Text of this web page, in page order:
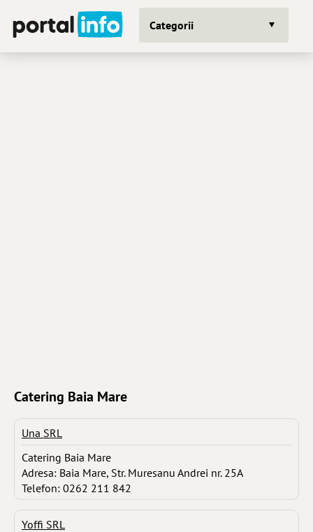
Categorii
Catering Baia Mare
Una SRL
Catering Baia Mare
Adresa: Baia Mare, Str. Muresanu Andrei nr. 25A
Telefon: 0262 211 842
Yoffi SRL